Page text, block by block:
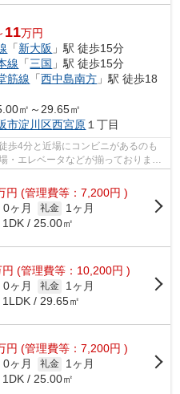
11万円
「新大阪 」駅 徒歩15分
線 「三国 」駅 徒歩15分
筋線 「西中島南方 」駅 徒歩18
㎡～29.65㎡
市淀川区西宮原 １丁目
歩4分と近場にコンビニがあるのも
・エレベータなどが揃っておりま
ら...
円 (管理費等：7,200円 )
0ヶ月 礼金
1ヶ月
/ 25.00㎡
円 (管理費等：10,200円 )
0ヶ月 礼金
1ヶ月
/ 29.65㎡
円 (管理費等：7,200円 )
0ヶ月 礼金
1ヶ月
/ 25.00㎡